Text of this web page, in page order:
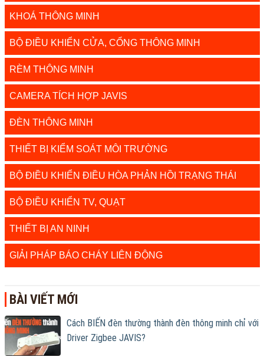
KHOÁ THÔNG MINH
BỘ ĐIỀU KHIỂN CỬA, CỔNG THÔNG MINH
RÈM THÔNG MINH
CAMERA TÍCH HỢP JAVIS
ĐÈN THÔNG MINH
THIẾT BỊ KIỂM SOÁT MÔI TRƯỜNG
BỘ ĐIỀU KHIỂN ĐIỀU HÒA PHẢN HỒI TRẠNG THÁI
BỘ ĐIỀU KHIỂN TV, QUẠT
THIẾT BỊ AN NINH
GIẢI PHÁP BÁO CHÁY LIÊN ĐỘNG
BÀI VIẾT MỚI
Cách BIẾN đèn thường thành đèn thông minh chỉ với
Driver Zigbee JAVIS?